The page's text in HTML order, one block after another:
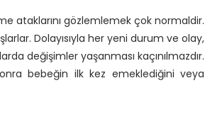
ataklarını gözlemlemek çok normaldir.
Dolayısıyla her yeni durum ve olay,
değişimler yaşanması kaçınılmazdır.
bebeğin ilk kez emeklediğini veya